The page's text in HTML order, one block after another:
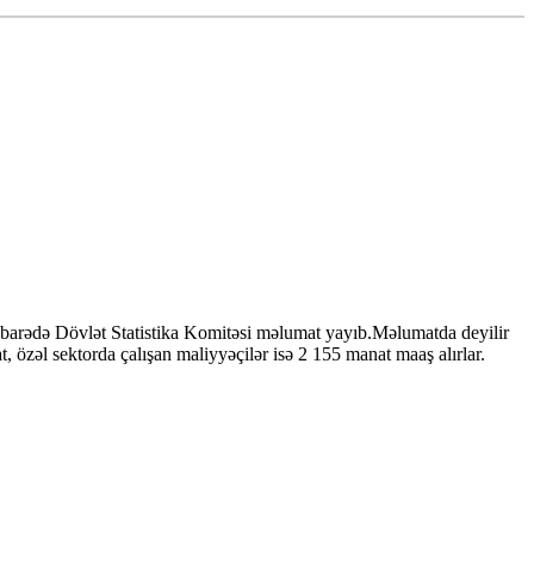
Dövlət Statistika Komitəsi məlumat yayıb.Məlumatda deyilir
sektorda çalışan maliyyəçilər isə 2 155 manat maaş alırlar.